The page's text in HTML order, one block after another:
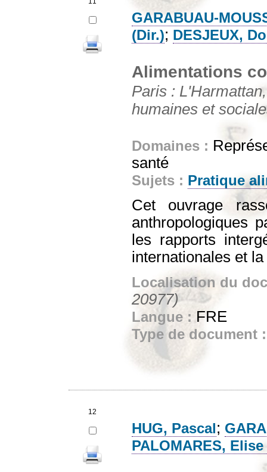
GARABUAU-
(Dir.); DESJEUX,
Alimentations
Paris :
humaines et
Domaines :
santé
Sujets : Pratique
Cet ouvrage
anthropologiques
les rapports
internationales et
Localisation du
20977)
Langue : FRE
Type de document
12
HUG, Pascal;
PALOMARES,